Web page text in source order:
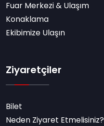
Fuar Merkezi & Ulaşım
Konaklama
Ekibimize Ulaşın
Ziyaretçiler
Bilet
Neden Ziyaret Etmelisiniz?